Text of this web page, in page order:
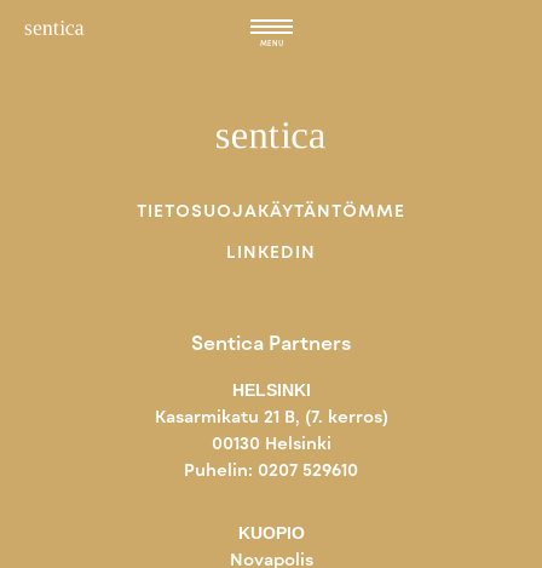
sisältöön
MENU
TIETOSUOJAKÄYTÄNTÖMME
LINKEDIN
Sentica Partners
HELSINKI
Kasarmikatu 21 B, (7. kerros)
00130 Helsinki
Puhelin: 0207 529610
KUOPIO
Novapolis